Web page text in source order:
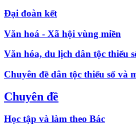
Đại đoàn kết
Văn hoá - Xã hội vùng miền
Văn hóa, du lịch dân tộc thiểu
Chuyên đề dân tộc thiểu số và
Chuyên đề
Học tập và làm theo Bác